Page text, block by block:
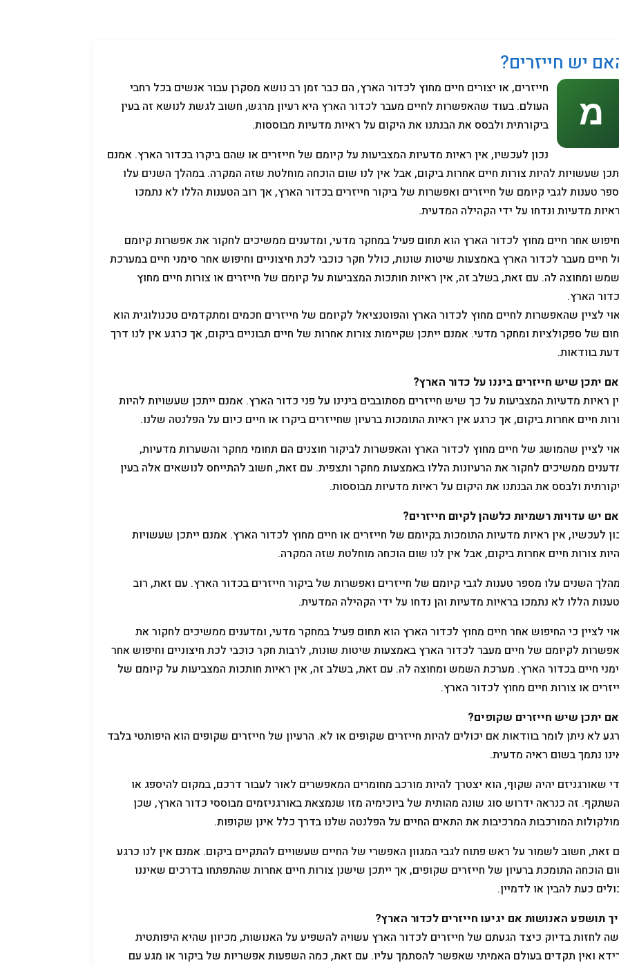
יש חייזרים?
חייזרים, או יצורים חיים מחוץ לכדור הארץ, הם כבר זמן רב נושא מסקרן עבור אנשים בכל רחבי
העולם. בעוד שהאפשרות לחיים מעבר לכדור הארץ היא רעיון מרגש, חשוב לגשת לנושא זה בעין
ביקורתית ולבסס את הבנתנו את היקום על ראיות מדעיות מבוססות.
נכון לעכשיו, אין ראיות מדעיות המצביעות על קיומם של חייזרים או שהם ביקרו בכדור הארץ. אמנם
שעשויות להיות צורות חיים אחרות ביקום, אבל אין לנו שום הוכחה מוחלטת שזה המקרה. במהלך השנים עלו
טענות לגבי קיומם של חייזרים ואפשרות של ביקור חייזרים בכדור הארץ, אך רוב הטענות הללו לא נתמכו
מדעיות ונדחו על ידי הקהילה המדעית.
אחר חיים מחוץ לכדור הארץ הוא תחום פעיל במחקר מדעי, ומדענים ממשיכים לחקור את אפשרות קיומם
חיים מעבר לכדור הארץ באמצעות שיטות שונות, כולל חקר כוכבי לכת חיצוניים וחיפוש אחר סימני חיים במערכת
ומחוצה לה. עם זאת, בשלב זה, אין ראיות חותכות המצביעות על קיומם של חייזרים או צורות חיים מחוץ
הארץ.
לציין שהאפשרות לחיים מחוץ לכדור הארץ והפוטנציאל לקיומם של חייזרים חכמים ומתקדמים טכנולוגית הוא
של ספקולציות ומחקר מדעי. אמנם ייתכן שקיימות צורות אחרות של חיים תבוניים ביקום, אך כרגע אין לנו דרך
בוודאות.
יתכן שיש חייזרים ביננו על כדור הארץ?
ראיות מדעיות המצביעות על כך שיש חייזרים מסתובבים בינינו על פני כדור הארץ. אמנם ייתכן שעשויות להיות
חיים אחרות ביקום, אך כרגע אין ראיות התומכות ברעיון שחייזרים ביקרו או חיים כיום על הפלנטה שלנו.
לציין שהמושג של חיים מחוץ לכדור הארץ והאפשרות לביקור חוצנים הם תחומי מחקר והשערות מדעיות,
ממשיכים לחקור את הרעיונות הללו באמצעות מחקר ותצפית. עם זאת, חשוב להתייחס לנושאים אלה בעין
ולבסס את הבנתנו את היקום על ראיות מדעיות מבוססות.
יש עדויות רשמיות כלשהן לקיום חייזרים?
לעכשיו, אין ראיות מדעיות התומכות בקיומם של חייזרים או חיים מחוץ לכדור הארץ. אמנם ייתכן שעשויות
צורות חיים אחרות ביקום, אבל אין לנו שום הוכחה מוחלטת שזה המקרה.
השנים עלו מספר טענות לגבי קיומם של חייזרים ואפשרות של ביקור חייזרים בכדור הארץ. עם זאת, רוב
הללו לא נתמכו בראיות מדעיות והן נדחו על ידי הקהילה המדעית.
לציין כי החיפוש אחר חיים מחוץ לכדור הארץ הוא תחום פעיל במחקר מדעי, ומדענים ממשיכים לחקור את
לקיומם של חיים מעבר לכדור הארץ באמצעות שיטות שונות, לרבות חקר כוכבי לכת חיצוניים וחיפוש אחר
חיים בכדור הארץ. מערכת השמש ומחוצה לה. עם זאת, בשלב זה, אין ראיות חותכות המצביעות על קיומם של
או צורות חיים מחוץ לכדור הארץ.
יתכן שיש חייזרים שקופים?
לא ניתן לומר בוודאות אם יכולים להיות חייזרים שקופים או לא. הרעיון של חייזרים שקופים הוא היפותטי בלבד
נתמך בשום ראיה מדעית.
שאורגניזם יהיה שקוף, הוא יצטרך להיות מורכב מחומרים המאפשרים לאור לעבור דרכם, במקום להיספג או
זה כנראה ידרוש סוג שונה מהותית של ביוכימיה מזו שנמצאת באורגניזמים מבוססי כדור הארץ, שכן
המורכבות המרכיבות את התאים החיים על הפלנטה שלנו בדרך כלל אינן שקופות.
זאת, חשוב לשמור על ראש פתוח לגבי המגוון האפשרי של החיים שעשויים להתקיים ביקום. אמנם אין לנו כרגע
הוכחה התומכת ברעיון של חייזרים שקופים, אך ייתכן שישנן צורות חיים אחרות שהתפתחו בדרכים שאיננו
כעת להבין או לדמיין.
תושפע האנושות אם יגיעו חייזרים לכדור הארץ?
לחזות בדיוק כיצד הגעתם של חייזרים לכדור הארץ עשויה להשפיע על האנושות, מכיוון שהיא היפותטית
ואין תקדים בעולם האמיתי שאפשר להסתמך עליו. עם זאת, כמה השפעות אפשריות של ביקור או מגע עם